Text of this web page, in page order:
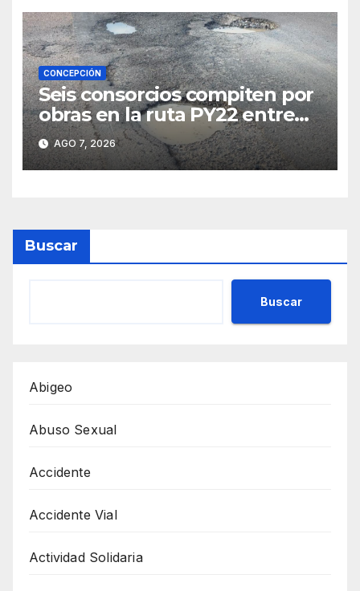
CONCEPCIÓN
Seis consorcios compiten por
obras en la ruta PY22 entre
Concepción y Vallemí
AGO 7, 2026
Buscar
Buscar
Abigeo
Abuso Sexual
Accidente
Accidente Vial
Actividad Solidaria